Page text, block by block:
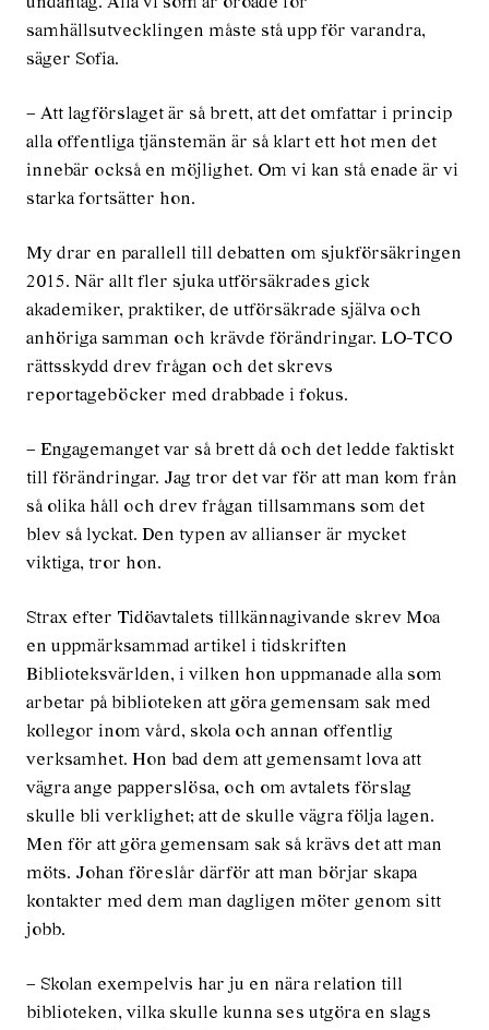
samhällsutvecklingen måste stå upp för varandra,
säger Sofia.
– Att lagförslaget är så brett, att det omfattar i princip
alla offentliga tjänstemän är så klart ett hot men det
innebär också en möjlighet. Om vi kan stå enade är vi
starka fortsätter hon.
My drar en parallell till debatten om sjukförsäkringen
2015. När allt fler sjuka utförsäkrades gick
akademiker, praktiker, de utförsäkrade själva och
anhöriga samman och krävde förändringar. LO-TCO
rättsskydd drev frågan och det skrevs
reportageböcker med drabbade i fokus.
– Engagemanget var så brett då och det ledde faktiskt
till förändringar. Jag tror det var för att man kom från
så olika håll och drev frågan tillsammans som det
blev så lyckat. Den typen av allianser är mycket
viktiga, tror hon.
Strax efter Tidöavtalets tillkännagivande skrev Moa
en uppmärksammad artikel i tidskriften
Biblioteksvärlden, i vilken hon uppmanade alla som
arbetar på biblioteken att göra gemensam sak med
kollegor inom vård, skola och annan offentlig
verksamhet. Hon bad dem att gemensamt lova att
vägra ange papperslösa, och om avtalets förslag
skulle bli verklighet; att de skulle vägra följa lagen.
Men för att göra gemensam sak så krävs det att man
möts. Johan föreslår därför att man börjar skapa
kontakter med dem man dagligen möter genom sitt
jobb.
– Skolan exempelvis har ju en nära relation till
biblioteken, vilka skulle kunna ses utgöra en slags